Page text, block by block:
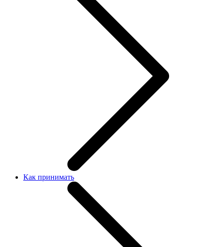
Как принимать